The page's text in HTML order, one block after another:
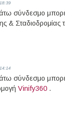
σύνδεσμο
& Σταδιοδρομίας
σύνδεσμο
Vinify360 .